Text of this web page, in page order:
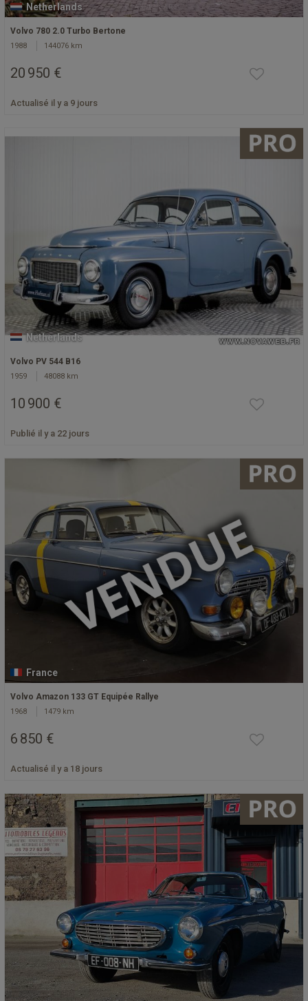
Netherlands
Volvo 780 2.0 Turbo Bertone
1988 144076 km
20 950 €
Actualisé il y a 9 jours
Netherlands
Volvo PV 544 B16
1959 48088 km
10 900 €
Publié il y a 22 jours
France
Volvo Amazon 133 GT Equipée Rallye
1968 1479 km
6 850 €
Actualisé il y a 18 jours